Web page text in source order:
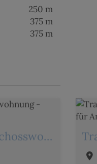
250 m
375 m
375 m
Entzückende Dachgeschosswohnung - Erstbezug